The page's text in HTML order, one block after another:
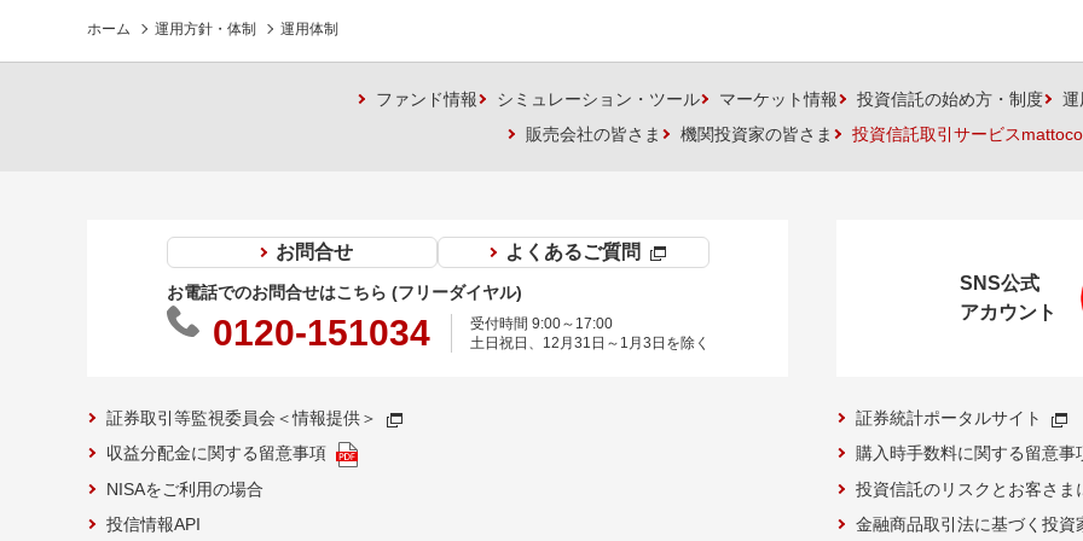
ホーム 運用方針・体制 運用体制
ファンド情報 シミュレーション・ツール マーケット情報 投資信託の始め方・制度
運
販売会社の皆さま
機関投資家の皆さま 投資信託取引サービス
お問合せ よくあるご質問
お電話でのお問合せはこちら (フリーダイヤル)
0120-151034
受付時間 9:00～17:00
土日祝日、12月31日～1月3日を除く
SNS公式
アカウント
証券取引等監視委員会＜情報提供＞
証券統計ポータルサイト
収益分配金に関する留意事項
購入時手数料に関する留意事
NISAをご利用の場合
投資信託のリスクとお客さ
投信情報API
金融商品取引法に基づく投